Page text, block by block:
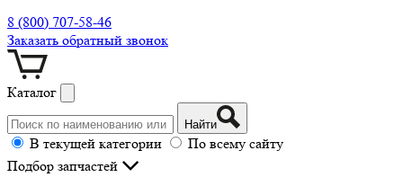
8 (800) 707-58-46
Заказать обратный звонок
Каталог
Найти
В текущей категории
По всему сайту
Подбор запчастей